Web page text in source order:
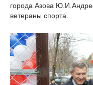
города Азова
ветераны спорта.